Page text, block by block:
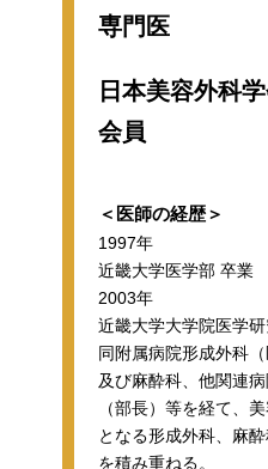
専門医
日本美容外科
会員
＜医師の経歴＞
1997年
近畿大学医学部 卒業
2003年
近畿大学大学院医学研
同附属病院形成外科（
及び麻酔科、他関連
（部長）等を経て、
となる形成外科、麻
を積み重ねる。